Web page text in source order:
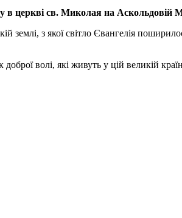
в церкві св. Миколая на Аскольдовій
землі, з якої світло Євангелія
волі, які живуть у цій великій